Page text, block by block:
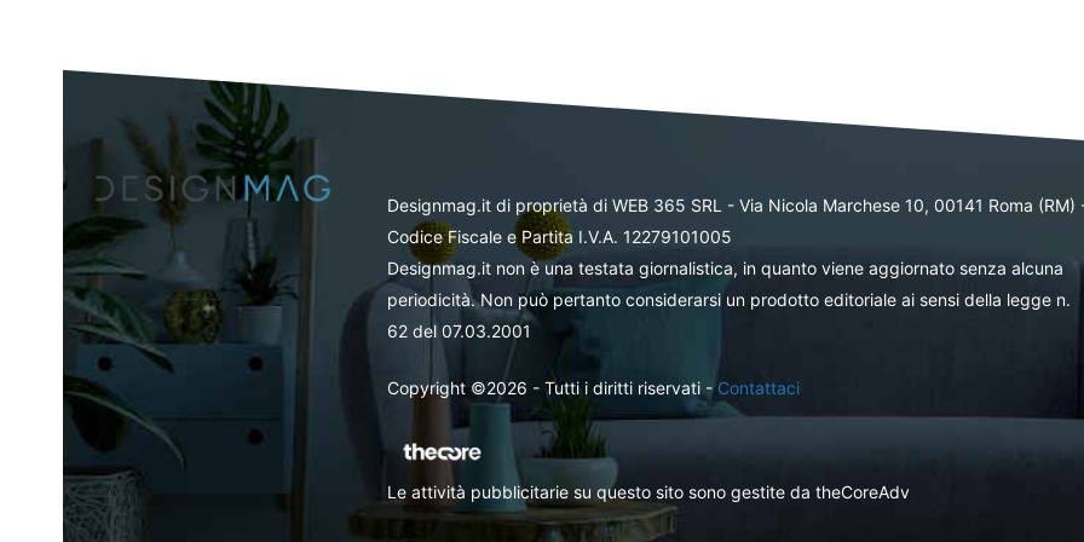
Designmag.it di proprietà di WEB 365 SRL - Via Nicola Marchese 10, 00141 Roma (RM)
Codice Fiscale e Partita I.V.A. 12279101005
Designmag.it non è una testata giornalistica, in quanto viene aggiornato senza alcuna
periodicità. Non può pertanto considerarsi un prodotto editoriale ai sensi della legge n.
62 del 07.03.2001
Copyright ©2026 - Tutti i diritti riservati -Contattaci
Le attività pubblicitarie su questo sito sono gestite da theCoreAdv